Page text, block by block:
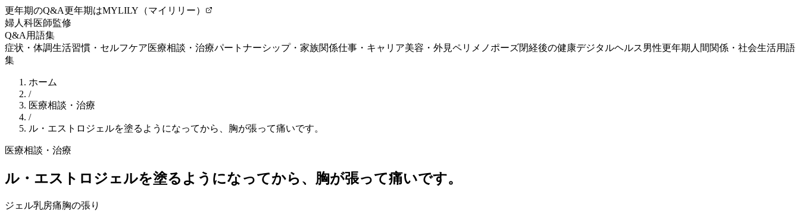
更年期のQ&A更年期はMYLILY（マイリリー）
婦人科医師監修
Q&A 用語集
症状・体調生活習慣・セルフケア医療相談・治療パートナーシップ・家族関係仕事・キャリア美容・外見ペリメノポーズ閉経後の健康デジタルヘルス男性更年期 人間関係・社会生活用語
集
ホーム
/
医療相談・治療
/
ル・エストロジェルを塗るようになってから、胸が張って痛いです。
医療相談・治療
ル・エストロジェルを塗るようになってから、胸が張って痛いです。
ジェル乳房痛胸の張り